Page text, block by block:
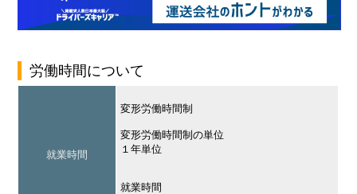
労働時間について
就業時間
変形労働時間制
変形労働時間制の単位
１年単位
就業時間